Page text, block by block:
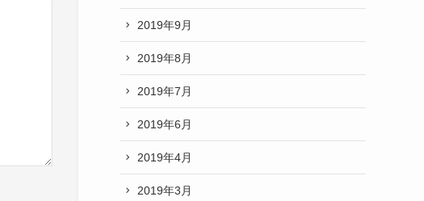
2019年9月
2019年8月
2019年7月
2019年6月
2019年4月
2019年3月